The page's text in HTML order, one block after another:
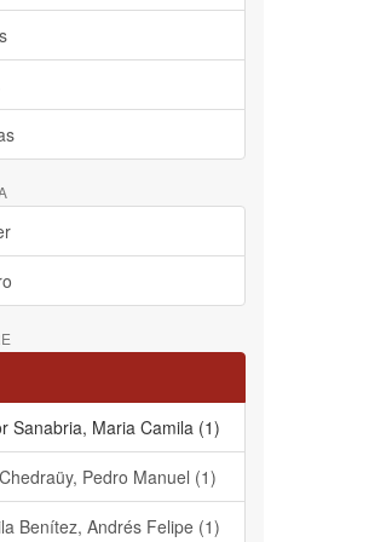
Sanabria, Maria Camila (1)
Pedro Manuel (1)
Benítez, Andrés Felipe (1)